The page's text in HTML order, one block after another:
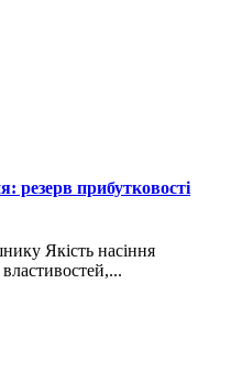
резерв прибутковості
Якість насіння